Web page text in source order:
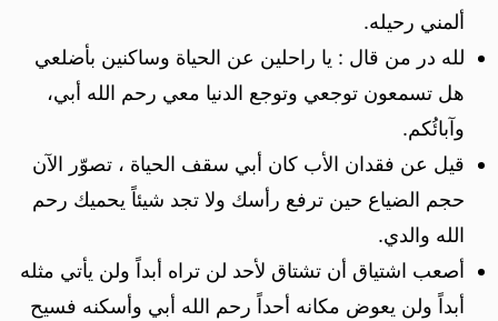
ألمني رحيله.
لله در من قال : يا راحلين عن الحياة وساكنين بأضلعي
هل تسمعون توجعي وتوجع الدنيا معي رحم الله أبي،
وآبائُكم.
قيل عن فقدان الأب كان أبي سقف الحياة ، تصوّر الآن
حجم الضياع حين ترفع رأسك ولا تجد شيئاً يحميك رحم
الله والدي.
أصعب اشتياق أن تشتاق لأحد لن تراه أبداً ولن يأتي مثله
أبداً ولن يعوض مكانه أحداً رحم الله أبي وأسكنه فسيح